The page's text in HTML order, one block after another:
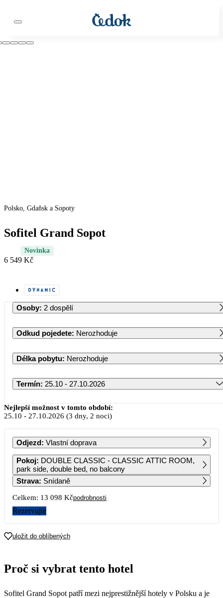
Polsko, Gdaňsk a Sopoty
Sofitel Grand Sopot
Novinka
6 549 Kč
Osoby: 2 dospělí
Odkud pojedete: Nerozhoduje
Délka pobytu: Nerozhoduje
Termín: 25.10 - 27.10.2026
Říjen 2026
PO ÚT ST ČT PÁ SO NE
1
7 509
2
8 029
3
7 479
4
7 019
5 6
12
7 419
19
7 389
20
7 509
6 549 6 999 7 149 8 049
Nejlepší možnost v tomto období:
25.10 - 27.10.2026 (3 dny, 2 noci)
Odjezd: Vlastní doprava
Pokoj: DOUBLE CLASSIC - CLASSIC ATTIC ROOM,
park side, double bed, no balcony
Strava: Snídaně
Celkem: 13 098 Kčpodrobnosti
Rezervujte
uložit do oblíbených
Proč si vybrat tento hotel
Sofitel Grand Sopot patří mezi nejprestižnější hotely v Polsku a je